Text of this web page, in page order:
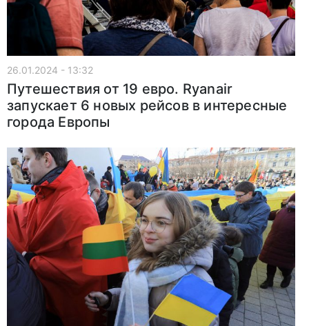
26.01.2024 - 13:32
Путешествия от 19 евро. Ryanair
запускает 6 новых рейсов в интересные
города Европы